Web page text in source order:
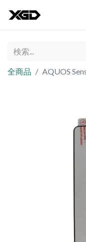
全商品 AQUOS